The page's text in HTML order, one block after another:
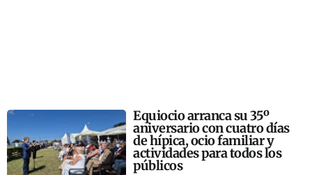
Equiocio arranca su 35º
aniversario con cuatro días
de hípica, ocio familiar y
actividades para todos los
públicos